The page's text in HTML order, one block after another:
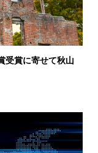
受賞に寄せて秋山